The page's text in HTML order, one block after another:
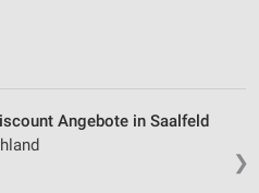
❯
Angebote in Saalfeld